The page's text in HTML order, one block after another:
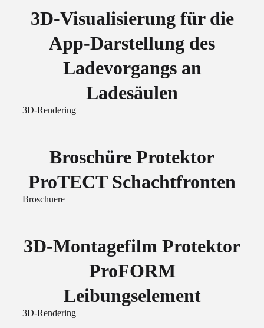
3D-Visualisierung für die
App-Darstellung des
Ladevorgangs an
Ladesäulen
3D-Rendering
Broschüre Protektor
ProTECT Schachtfronten
Broschuere
3D-Montagefilm Protektor
ProFORM
Leibungselement
3D-Rendering